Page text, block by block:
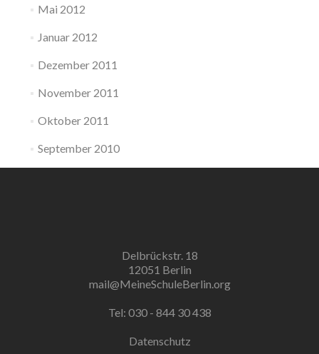
Mai 2012
Januar 2012
Dezember 2011
November 2011
Oktober 2011
September 2010
Delbrückstr. 18
12051 Berlin
mail@MeineSchuleBerlin.org
Tel: 030 - 844 30 438
Datenschutz